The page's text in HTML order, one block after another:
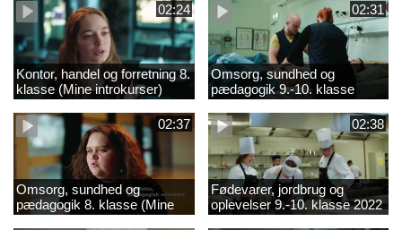
02:24
Kontor, handel og forretning 8.
klasse (Mine introkurser)
2022
02:31
Omsorg, sundhed og
pædagogik 9.-10. klasse
2022
02:37
Omsorg, sundhed og
pædagogik 8. klasse (Mine
introkurser) 2022
02:38
Fødevarer, jordbrug og
oplevelser 9.-10. klasse 2022